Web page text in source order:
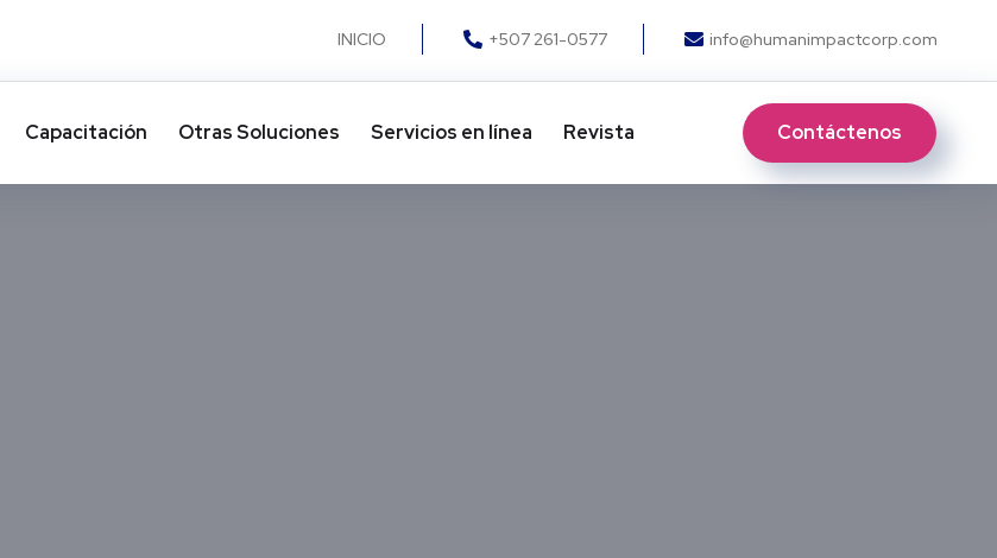
INICIO +507 261-0577 info@humanimpactcorp.com
Capacitación Otras Soluciones​ Servicios en línea Revista Contáctenos